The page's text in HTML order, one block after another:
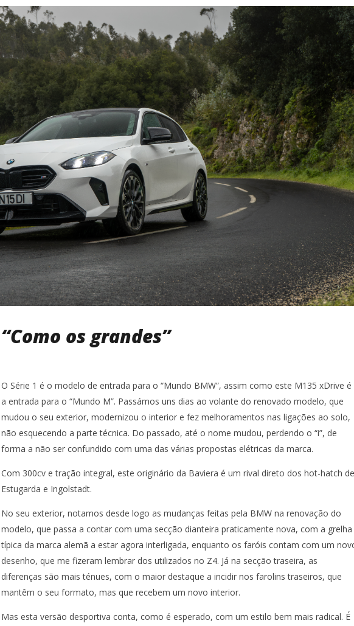
“Como os grandes”
O Série 1 é o modelo de entrada para o “Mundo BMW”, assim como este M135 xDrive é
a entrada para o “Mundo M”. Passámos uns dias ao volante do renovado modelo, que
mudou o seu exterior, modernizou o interior e fez melhoramentos nas ligações ao solo,
não esquecendo a parte técnica. Do passado, até o nome mudou, perdendo o “i”, de
forma a não ser confundido com uma das várias propostas elétricas da marca.
Com 300cv e tração integral, este originário da Baviera é um rival direto dos hot-hatch de
Estugarda e Ingolstadt.
No seu exterior, notamos desde logo as mudanças feitas pela BMW na renovação do
modelo, que passa a contar com uma secção dianteira praticamente nova, com a grelha
típica da marca alemã a estar agora interligada, enquanto os faróis contam com um
desenho, que me fizeram lembrar dos utilizados no Z4. Já na secção traseira, as
diferenças são mais ténues, com o maior destaque a incidir nos farolins traseiros, que
mantêm o seu formato, mas que recebem um novo interior.
Mas esta versão desportiva conta, como é esperado, com um estilo bem mais radical. É